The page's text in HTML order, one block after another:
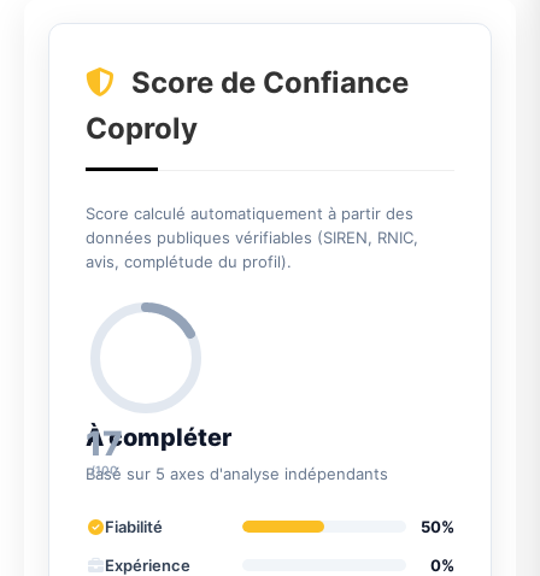
Score de Confiance
Coproly
Score calculé automatiquement à partir des
données publiques vérifiables (SIREN, RNIC,
avis, complétude du profil).
17
/100
À compléter
Basé sur 5 axes d'analyse indépendants
Fiabilité
50%
Expérience
0%